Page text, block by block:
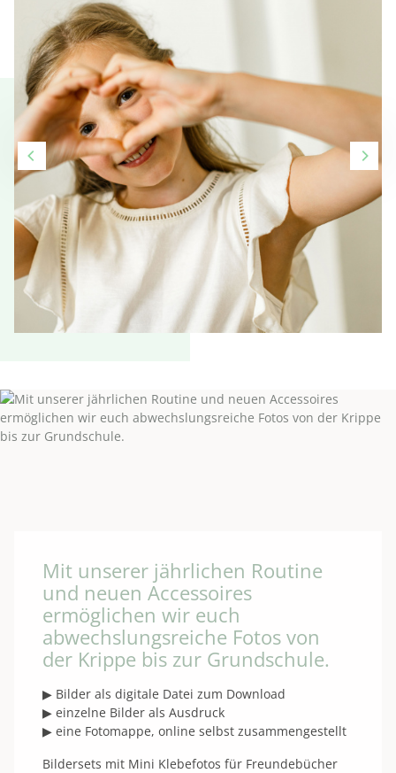
Mit unserer jährlichen Routine
und neuen Accessoires
ermöglichen wir euch
abwechslungsreiche Fotos von
der Krippe bis zur Grundschule.
▶ Bilder als digitale Datei zum Download
▶ einzelne Bilder als Ausdruck
▶ eine Fotomappe, online selbst zusammengestellt
Bildersets mit Mini Klebefotos für Freundebücher